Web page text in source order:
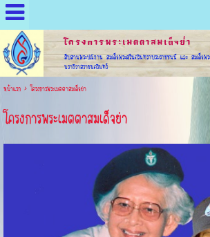
โครงการพระเมตตาสมเด็จย่่า
สืบสานพระปณิธาน สมเด็จพระศรีนครินทราบรมราชชนนี และ สมเด็จพ
นราธิวาสราชนครินทร์
หน้าแรก>โครงการพระเมตตาสมเด็จย่า
โครงการพระเมตตาสมเด็จย่า